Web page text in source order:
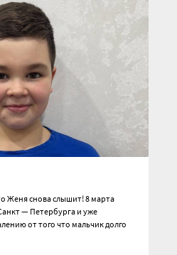
Женя снова слышит! 8 марта
— Петербурга и уже
от того что мальчик долго